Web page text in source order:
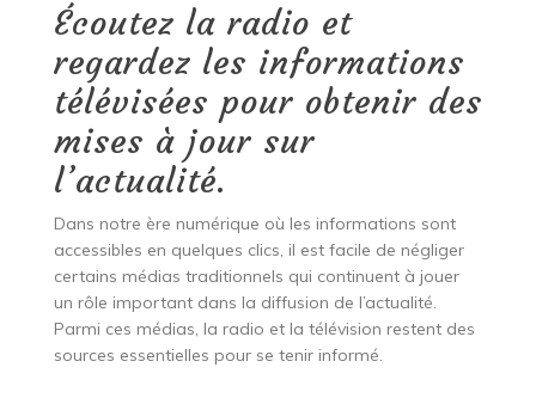
Écoutez la radio et
regardez les informations
télévisées pour obtenir des
mises à jour sur
l’actualité.
Dans notre ère numérique où les informations sont
accessibles en quelques clics, il est facile de négliger
certains médias traditionnels qui continuent à jouer
un rôle important dans la diffusion de l’actualité.
Parmi ces médias, la radio et la télévision restent des
sources essentielles pour se tenir informé.